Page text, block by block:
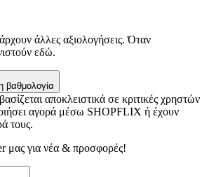
άλλες αξιολογήσεις. Όταν
εδώ.
βαθμολογία
αποκλειστικά σε κριτικές χρηστών
αγορά μέσω SHOPFLIX ή έχουν
τους.
μας για νέα & προσφορές!